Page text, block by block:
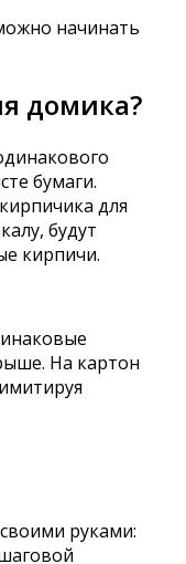
начинать
домика?
бумаги.
для
будут
кирпичи.
На картон
руками: